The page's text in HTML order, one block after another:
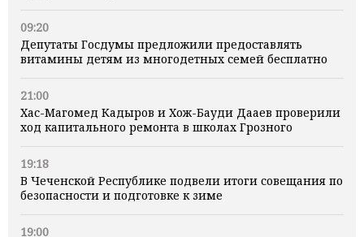
09:20
Депутаты Госдумы предложили предоставлять
витамины детям из многодетных семей бесплатно
21:00
Хас-Магомед Кадыров и Хож-Бауди Дааев проверили
ход капитального ремонта в школах Грозного
19:18
В Чеченской Республике подвели итоги совещания по
безопасности и подготовке к зиме
19:00